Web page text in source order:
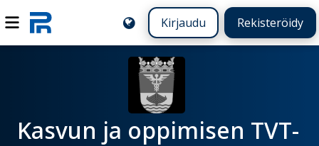
Kirjaudu Rekisteröidy
Kasvun ja oppimisen TVT-